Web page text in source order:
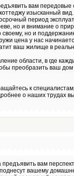
вам передовые
изысканный вид.
период
но и внимание о
своему, но и
цена у нас
ваш жилище в
области, в где
преобразить ваш
к
о наших трудах
вам
вашему